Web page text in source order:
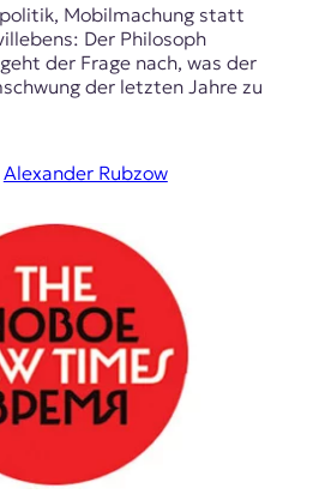
Mobilmachung statt
Der Philosoph
der Frage nach, was der
der letzten Jahre zu
Alexander Rubzow